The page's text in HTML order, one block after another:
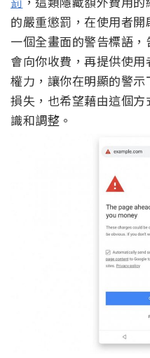
的嚴重懲罰，在使用者
一個全畫面的警告標語
會向你收費，再提供使
權力，讓你在明顯的警
損失，也希望藉由這個
識和調整。